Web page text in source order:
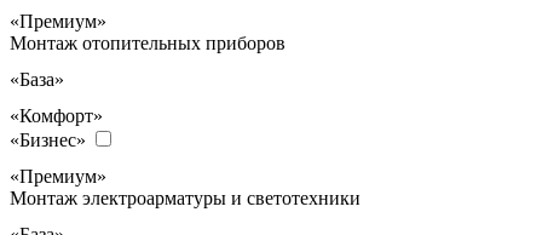
«Премиум»
Монтаж отопительных приборов
«База»
«Комфорт»
«Бизнес»
«Премиум»
Монтаж электроарматуры и светотехники